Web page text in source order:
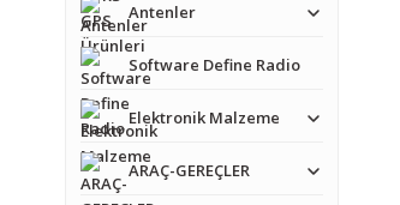
Antenler
Software Define Radio
Elektronik Malzeme
ARAÇ-GEREÇLER